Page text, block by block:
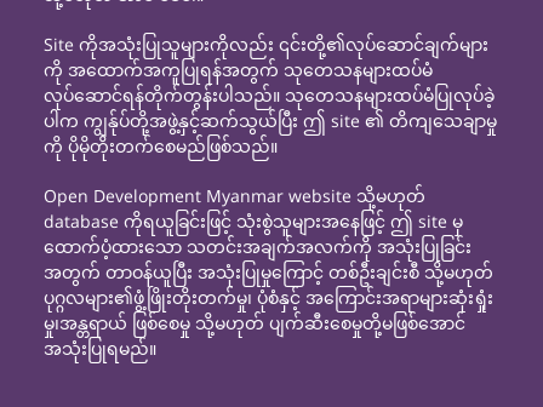
Site ကိုအသုံးပြုသူများကိုလည်း ၎င်းတို့၏လုပ်ဆောင်ချက်များ
ကို အထောက်အကူပြုရန်အတွက် သုတေသနများထပ်မံ
လုပ်ဆောင်ရန်တိုက်တွန်းပါသည်။ သုတေသနများထပ်မံပြုလုပ်ခဲ့
ပါက ကျွန်ုပ်တို့အဖွဲ့နှင့်ဆက်သွယ်ပြီး ဤ site ၏ တိကျသေချာမှု
ကို ပိုမိုတိုးတက်စေမည်ဖြစ်သည်။
Open Development Myanmar website သို့မဟုတ်
database ကိုရယူခြင်းဖြင့် သုံးစွဲသူများအနေဖြင့် ဤ site မှ
ထောက်ပံ့ထားသော သတင်းအချက်အလက်ကို အသုံးပြုခြင်း
အတွက် တာဝန်ယူပြီး အသုံးပြုမှုကြောင့် တစ်ဦးချင်းစီ သို့မဟုတ်
ပုဂ္ဂလများ၏ဖွံ့ဖြိုးတိုးတက်မှု၊ ပုံစံနှင့် အကြောင်းအရာများဆုံးရှုံး
မှု၊အန္တရာယ် ဖြစ်စေမှု သို့မဟုတ် ပျက်ဆီးစေမှုတို့မဖြစ်အောင်
အသုံးပြုရမည်။